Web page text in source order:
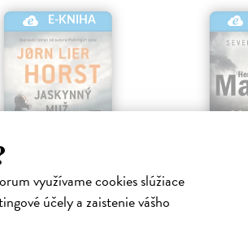
využívame cookies slúžiace
účely a zaistenie vášho
E-KNIHA
muž